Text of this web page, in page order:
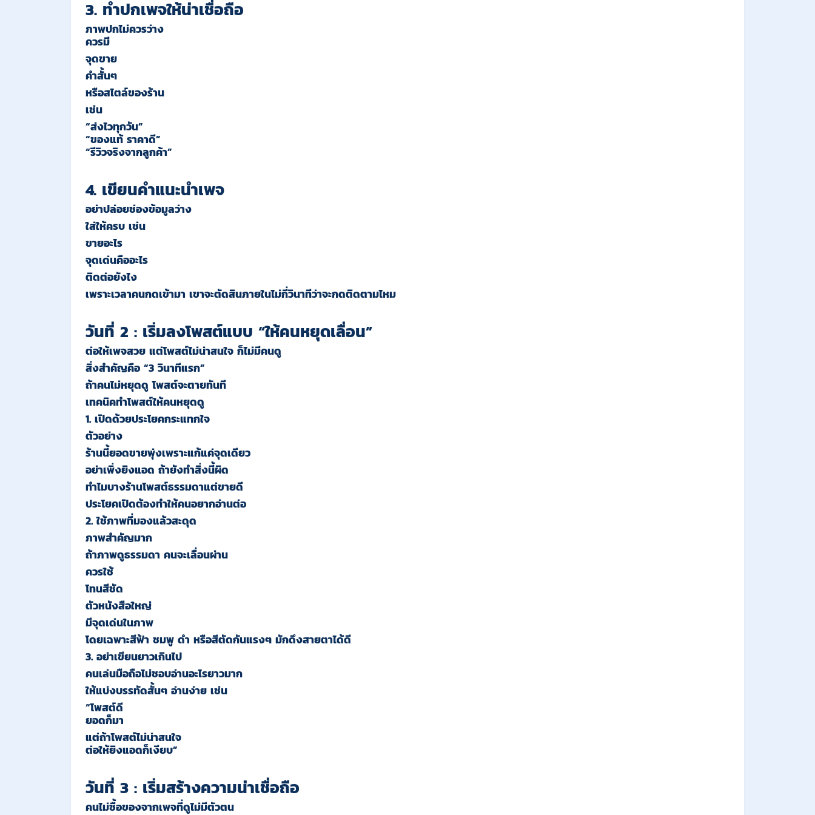
3. ทำปกเพจให้น่าเชื่อถือ
ภาพปกไม่ควรว่าง
ควรมี
จุดขาย
คำสั้นๆ
หรือสไตล์ของร้าน
เช่น
“ส่งไวทุกวัน”
“ของแท้ ราคาดี”
“รีวิวจริงจากลูกค้า”
4. เขียนคำแนะนำเพจ
อย่าปล่อยช่องข้อมูลว่าง
ใส่ให้ครบ เช่น
ขายอะไร
จุดเด่นคืออะไร
ติดต่อยังไง
เพราะเวลาคนกดเข้ามา เขาจะตัดสินภายในไม่กี่วินาทีว่าจะกดติดตามไหม
วันที่ 2 : เริ่มลงโพสต์แบบ “ให้คนหยุดเลื่อน”
ต่อให้เพจสวย แต่โพสต์ไม่น่าสนใจ ก็ไม่มีคนดู
สิ่งสำคัญคือ “3 วินาทีแรก”
ถ้าคนไม่หยุดดู โพสต์จะตายทันที
เทคนิคทำโพสต์ให้คนหยุดดู
1. เปิดด้วยประโยคกระแทกใจ
ตัวอย่าง
ร้านนี้ยอดขายพุ่งเพราะแก้แค่จุดเดียว
อย่าเพิ่งยิงแอด ถ้ายังทำสิ่งนี้ผิด
ทำไมบางร้านโพสต์ธรรมดาแต่ขายดี
ประโยคเปิดต้องทำให้คนอยากอ่านต่อ
2. ใช้ภาพที่มองแล้วสะดุด
ภาพสำคัญมาก
ถ้าภาพดูธรรมดา คนจะเลื่อนผ่าน
ควรใช้
โทนสีชัด
ตัวหนังสือใหญ่
มีจุดเด่นในภาพ
โดยเฉพาะสีฟ้า ชมพู ดำ หรือสีตัดกันแรงๆ มักดึงสายตาได้ดี
3. อย่าเขียนยาวเกินไป
คนเล่นมือถือไม่ชอบอ่านอะไรยาวมาก
ให้แบ่งบรรทัดสั้นๆ อ่านง่าย เช่น
“โพสต์ดี
ยอดก็มา
แต่ถ้าโพสต์ไม่น่าสนใจ
ต่อให้ยิงแอดก็เงียบ”
วันที่ 3 : เริ่มสร้างความน่าเชื่อถือ
คนไม่ซื้อของจากเพจที่ดูไม่มีตัวตน